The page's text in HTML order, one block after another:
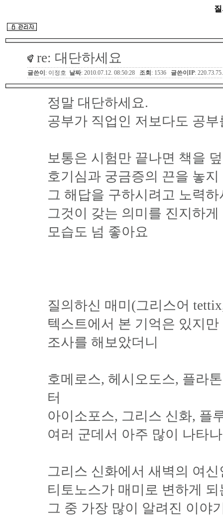
re: 대단하세요
글쓴이 : 이정호 날짜: 2010.07.12. 08:50:28 조회 : 1536 글쓴이IP:
정말 대단하세요.
공부가 직업인 저보다도 공
보통은 시험만 끝나면 책을
호기심과 궁금증의 끈을 놓지
그 해답을 구하시려고 노력
그것이 갖는 의미를 진지하
모습도 넘 좋아요
질의하신 매미(그리스어
텍스트에서 본 기억은 있지
조사를 해보았더니
호메로스, 헤시오도스, 플라
터
아이소포스, 그리스 신화, 플
여러 군데서 아주 많이 나타
그리스 신화에서 새벽의 여
티토노스가 매미로 변하게
그 중 가장 많이 알려진 이야